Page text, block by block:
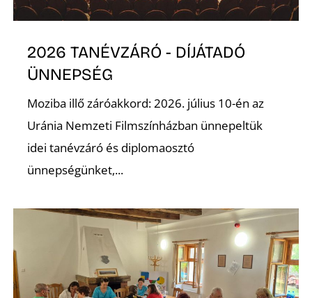
2026 TANÉVZÁRÓ - DÍJÁTADÓ
ÜNNEPSÉG
Moziba illő záróakkord: 2026. július 10-én az
Uránia Nemzeti Filmszínházban ünnepeltük
idei tanévzáró és diplomaosztó
ünnepségünket,...